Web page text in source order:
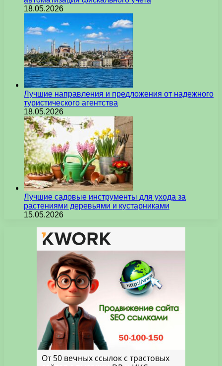
18.05.2026
Лучшие направления и предложения от надежного
туристического агентства
18.05.2026
Лучшие садовые инструменты для ухода за
растениями деревьями и кустарниками
15.05.2026